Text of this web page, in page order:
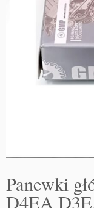
Panewki
D4EA